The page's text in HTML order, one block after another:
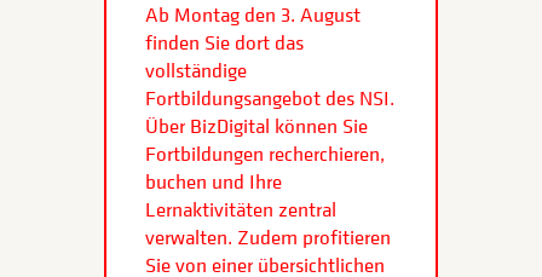
Ab Montag den 3. August
finden Sie dort das
vollständige
Fortbildungsangebot des NSI.
Über BizDigital können Sie
Fortbildungen recherchieren,
buchen und Ihre
Lernaktivitäten zentral
verwalten. Zudem profitieren
Sie von einer übersichtlichen